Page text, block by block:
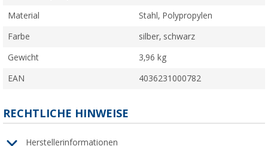
Material Stahl, Polypropylen
Farbe silber, schwarz
Gewicht 3,96 kg
EAN 4036231000782
RECHTLICHE HINWEISE
Herstellerinformationen